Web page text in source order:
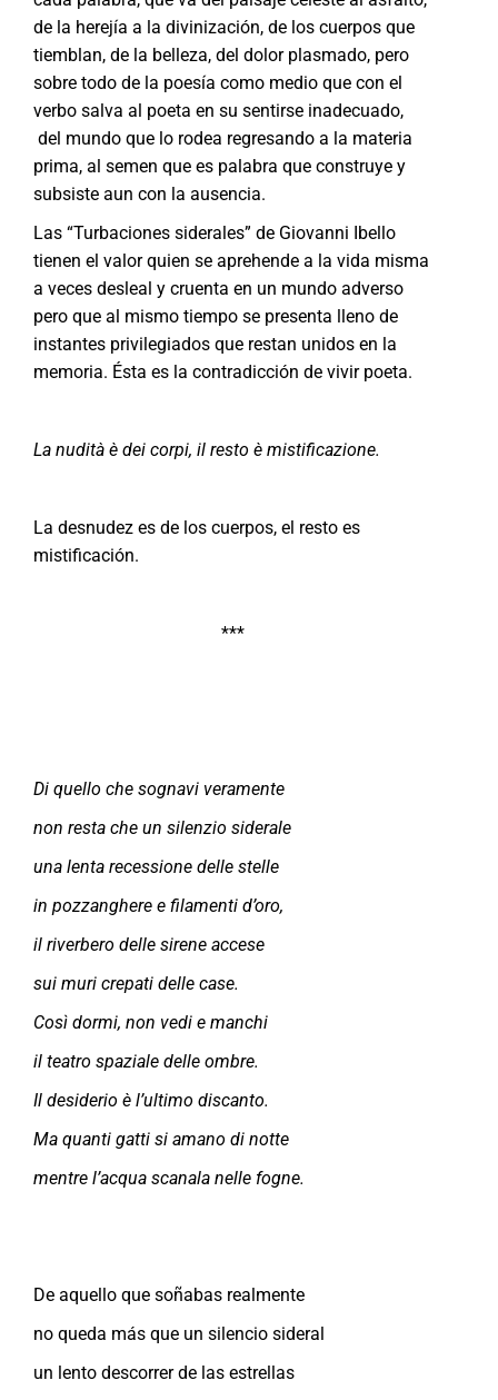
de la herejía a la divinización, de los cuerpos que
tiemblan, de la belleza, del dolor plasmado, pero
sobre todo de la poesía como medio que con el
verbo salva al poeta en su sentirse inadecuado,
del mundo que lo rodea regresando a la materia
prima, al semen que es palabra que construye y
subsiste aun con la ausencia.
Las “Turbaciones siderales” de Giovanni Ibello
tienen el valor quien se aprehende a la vida misma
a veces desleal y cruenta en un mundo adverso
pero que al mismo tiempo se presenta lleno de
instantes privilegiados que restan unidos en la
memoria. Ésta es la contradicción de vivir poeta.
La nudità è dei corpi, il resto è mistificazione.
La desnudez es de los cuerpos, el resto es
mistificación.
***
Di quello che sognavi veramente
non resta che un silenzio siderale
una lenta recessione delle stelle
in pozzanghere e filamenti d’oro,
il riverbero delle sirene accese
sui muri crepati delle case.
Così dormi, non vedi e manchi
il teatro spaziale delle ombre.
Il desiderio è l’ultimo discanto.
Ma quanti gatti si amano di notte
mentre l’acqua scanala nelle fogne.
De aquello que soñabas realmente
no queda más que un silencio sideral
un lento descorrer de las estrellas